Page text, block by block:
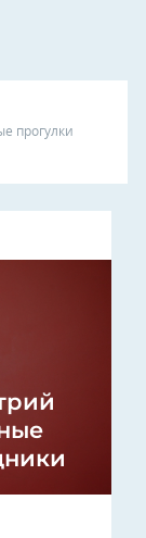
прогулки